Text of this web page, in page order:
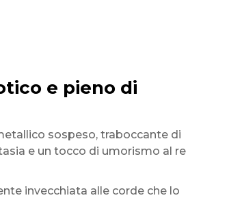
e pieno di
sospeso, traboccante di
e un tocco di umorismo al re
invecchiata alle corde che lo